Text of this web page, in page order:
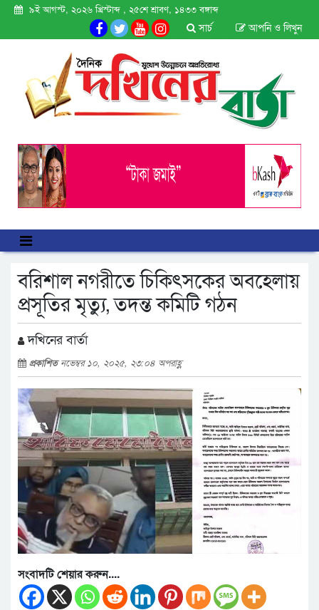
৯ই আগস্ট, ২০২৬ খ্রিস্টাব্দ , ২৫শে শ্রাবণ, ১৪৩৩ বঙ্গাব্দ
আপনি ও লিখুন
সার্চ
বরিশাল নগরীতে চিকিৎসকের অবহেলায়
প্রসূতির মৃত্যু, তদন্ত কমিটি গঠন
দখিনের বার্তা
প্রকাশিতনভেম্বর ১০, ২০২৫, ২৩:০৪ অপরাহ্ণ
সংবাদটি শেয়ার করুন....